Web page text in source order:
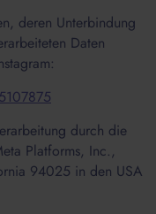
deren Unterbindung
Daten
durch die
Platforms, Inc.,
94025 in den USA